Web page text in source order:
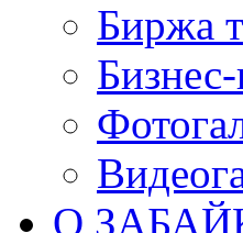
Биржа
О